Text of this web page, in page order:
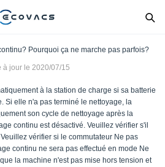
Pourquoi ça ne marche pas parfois?
à jour le 2020/07/15
à la station de charge si sa batterie
Si elle n'a pas terminé le nettoyage, la
son cycle de nettoyage après la
continu est désactivé. Veuillez vérifier s'il
vérifier si le commutateur Ne pas
continu ne sera pas effectué en mode Ne
la machine n'est pas mise hors tension et